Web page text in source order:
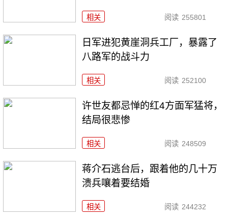
相关 阅读 255801
日军进犯黄崖洞兵工厂，暴露了
八路军的战斗力
相关 阅读 252100
许世友都忌惮的红4方面军猛将，
结局很悲惨
相关 阅读 248509
蒋介石逃台后，跟着他的几十万
溃兵嚷着要结婚
相关 阅读 244232